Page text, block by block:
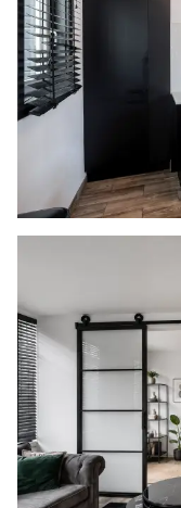
De ondergrond
en langs de
aanwezig voor
hangt er aan de
De badkamer is
met een
wastafelmeubel
verlichting.
natuurlijke
BIJZONDERHEDEN
- Geheel
dubbel glas
- De keuken, de
radiatoren zijn
- De schuttingen